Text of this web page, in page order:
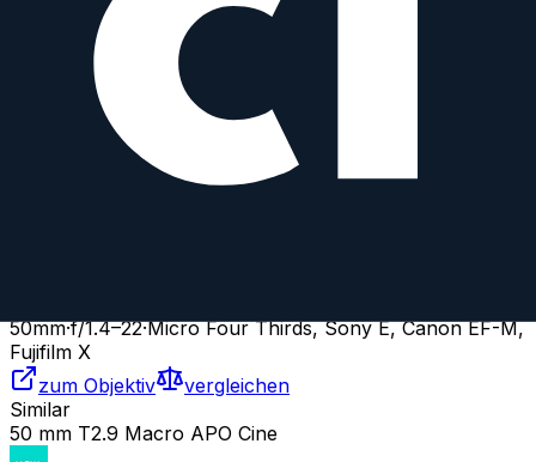
Samyang
1.3
Micro Four Thirds, Sony E, Canon EF-M,
zum Objektiv
vergleichen
50mm·f/1.4–22·Micro Four Thirds, Sony E, Canon EF-M,
Fujifilm X
zum Objektiv
vergleichen
Similar
50 mm T2.9 Macro APO Cine